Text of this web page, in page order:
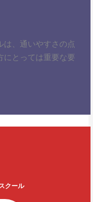
は、通いやすさの点
にとっては重要な要
クール